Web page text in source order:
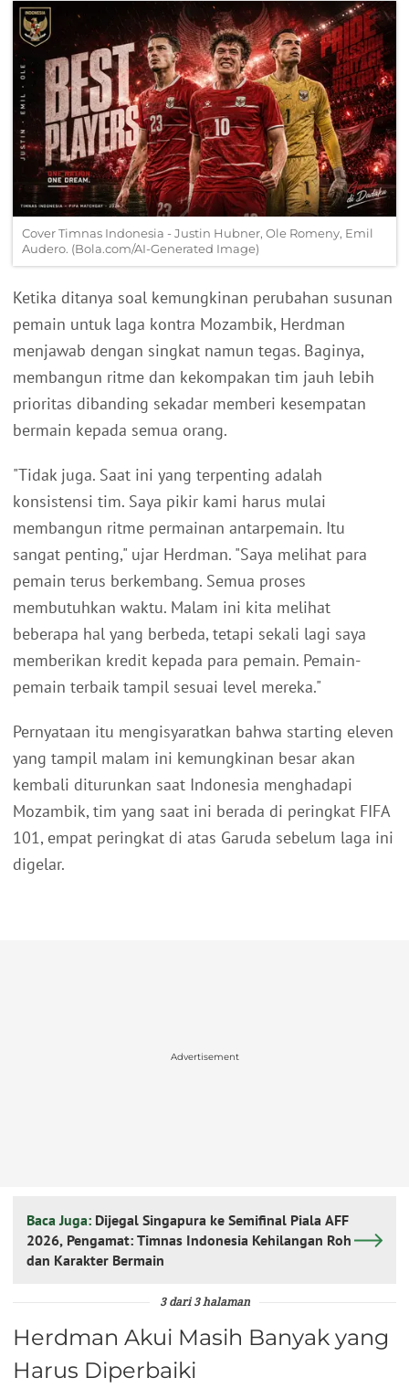
Cover Timnas Indonesia - Justin Hubner, Ole Romeny, Emil
Audero. (Bola.com/AI-Generated Image)
Ketika ditanya soal kemungkinan perubahan susunan
pemain untuk laga kontra Mozambik, Herdman
menjawab dengan singkat namun tegas. Baginya,
membangun ritme dan kekompakan tim jauh lebih
prioritas dibanding sekadar memberi kesempatan
bermain kepada semua orang.
"Tidak juga. Saat ini yang terpenting adalah
konsistensi tim. Saya pikir kami harus mulai
membangun ritme permainan antarpemain. Itu
sangat penting," ujar Herdman. "Saya melihat para
pemain terus berkembang. Semua proses
membutuhkan waktu. Malam ini kita melihat
beberapa hal yang berbeda, tetapi sekali lagi saya
memberikan kredit kepada para pemain. Pemain-
pemain terbaik tampil sesuai level mereka."
Pernyataan itu mengisyaratkan bahwa starting eleven
yang tampil malam ini kemungkinan besar akan
kembali diturunkan saat Indonesia menghadapi
Mozambik, tim yang saat ini berada di peringkat FIFA
101, empat peringkat di atas Garuda sebelum laga ini
digelar.
Advertisement
Baca Juga: Dijegal Singapura ke Semifinal Piala AFF
2026, Pengamat: Timnas Indonesia Kehilangan Roh
dan Karakter Bermain
3 dari 3 halaman
Herdman Akui Masih Banyak yang
Harus Diperbaiki